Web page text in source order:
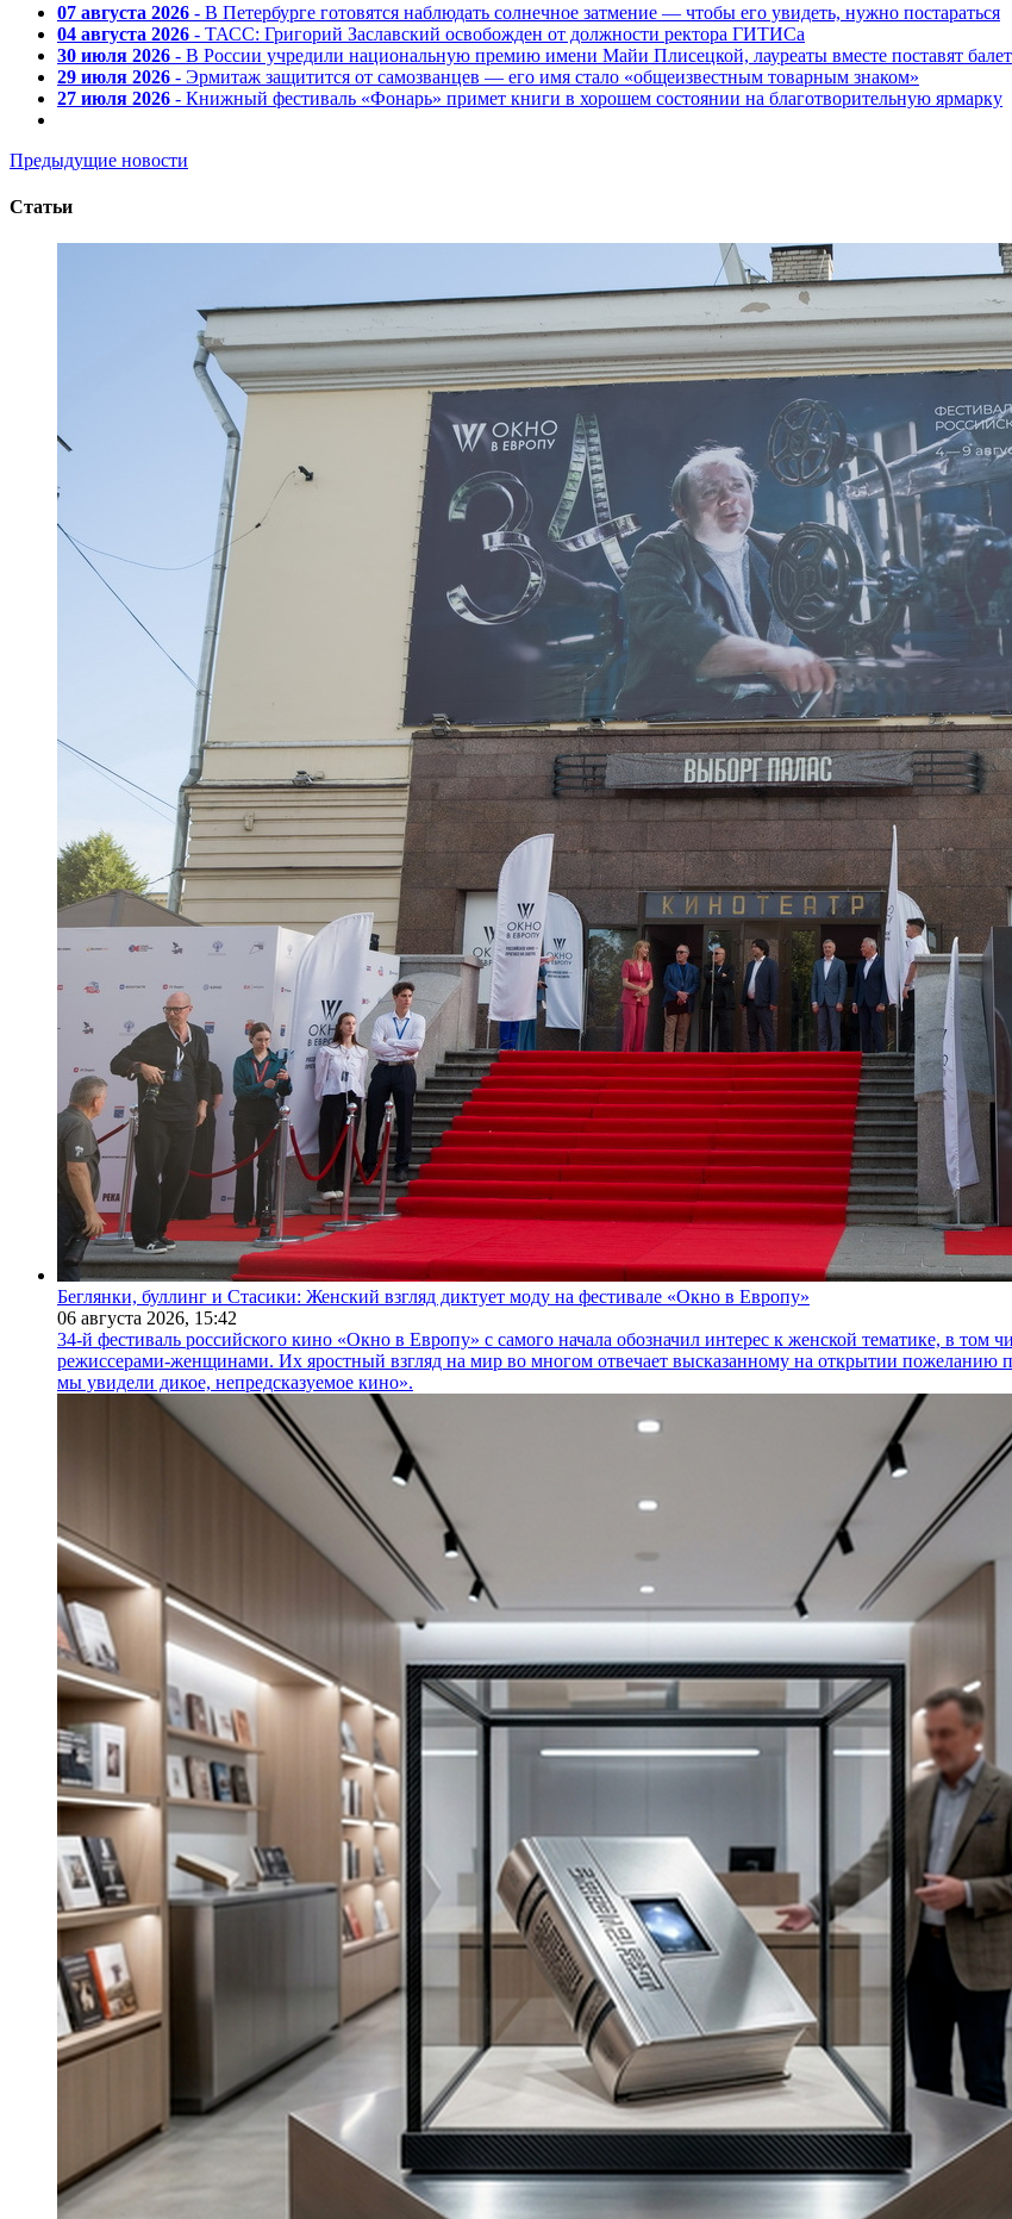
07 августа 2026 - В Петербурге готовятся наблюдать солнечное затмение — чтобы его увидеть, нужно постараться
04 августа 2026 - ТАСС: Григорий Заславский освобожден от должности ректора ГИТИСа
30 июля 2026 - В России учредили национальную премию имени Майи Плисецкой, лауреаты вместе поставят балет
29 июля 2026 - Эрмитаж защитится от самозванцев — его имя стало «общеизвестным товарным знаком»
27 июля 2026 - Книжный фестиваль «Фонарь» примет книги в хорошем состоянии на благотворительную ярмарку
Предыдущие новости
Статьи
Беглянки, буллинг и Стасики: Женский взгляд диктует моду на фестивале «Окно в Европу»
06 августа 2026, 15:42
34-й фестиваль российского кино «Окно в Европу» с самого начала обозначил интерес к женской тематике, в
режиссерами-женщинами. Их яростный взгляд на мир во многом отвечает высказанному на открытии пожеланию
мы увидели дикое, непредсказуемое кино».